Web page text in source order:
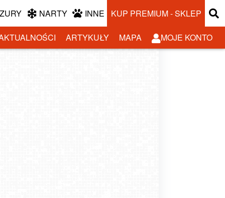
NARTY INNE KUP PREMIUM - SKLEP
ARTYKUŁY MAPA
MOJE KONTO